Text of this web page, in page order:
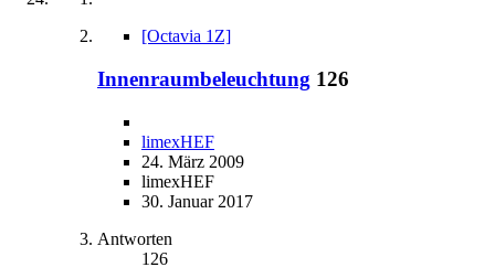
[Octavia 1Z]
Innenraumbeleuchtung 126
limexHEF
24. März 2009
limexHEF
30. Januar 2017
Antworten
126